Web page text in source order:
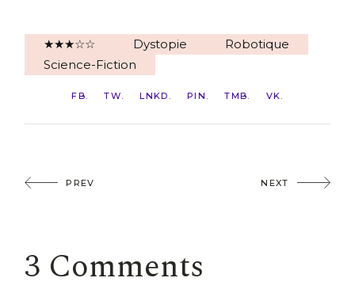
★★★☆☆ Dystopie
Robotique
Science-Fiction
FB TW LNKD PIN TMB VK
PREV NEXT
3 Comments